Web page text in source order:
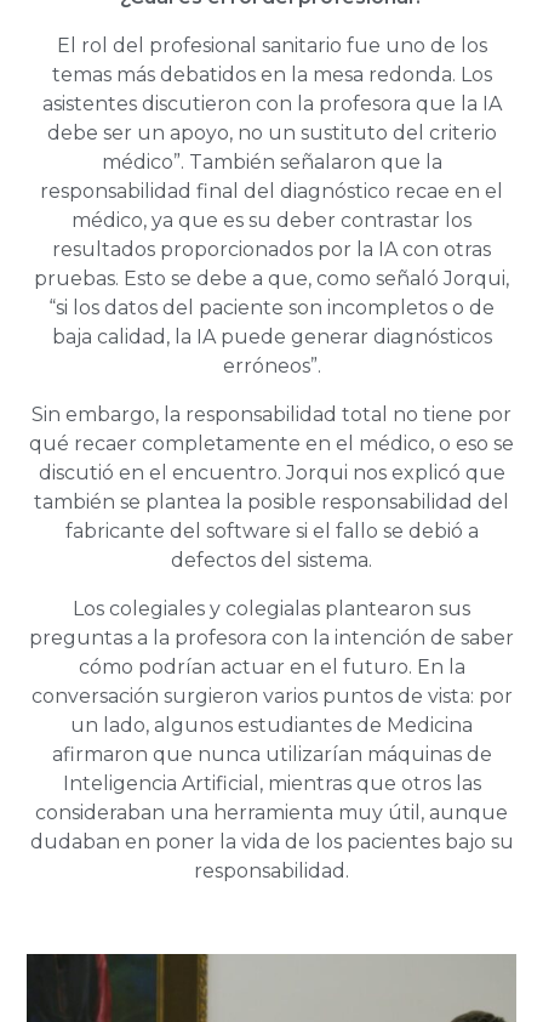
El rol del profesional sanitario fue uno de los
temas más debatidos en la mesa redonda. Los
asistentes discutieron con la profesora que la IA
debe ser un apoyo, no un sustituto del criterio
médico”. También señalaron que la
responsabilidad final del diagnóstico recae en el
médico, ya que es su deber contrastar los
resultados proporcionados por la IA con otras
pruebas. Esto se debe a que, como señaló Jorqui,
“si los datos del paciente son incompletos o de
baja calidad, la IA puede generar diagnósticos
erróneos”.
Sin embargo, la responsabilidad total no tiene por
qué recaer completamente en el médico, o eso se
discutió en el encuentro. Jorqui nos explicó que
también se plantea la posible responsabilidad del
fabricante del software si el fallo se debió a
defectos del sistema.
Los colegiales y colegialas plantearon sus
preguntas a la profesora con la intención de saber
cómo podrían actuar en el futuro. En la
conversación surgieron varios puntos de vista: por
un lado, algunos estudiantes de Medicina
afirmaron que nunca utilizarían máquinas de
Inteligencia Artificial, mientras que otros las
consideraban una herramienta muy útil, aunque
dudaban en poner la vida de los pacientes bajo su
responsabilidad.